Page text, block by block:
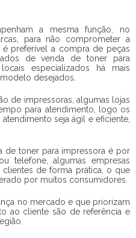
a mesma função, no
para não comprometer a
é preferível a compra de peças
devenda de toner para
especializados há mais
desejados.
de impressoras, algumas lojas
para atendimento, logo os
seja ágil e eficiente,
de toner para impressora é por
telefone, algumas empresas
de forma prática, o que
por muitos consumidores.
no mercado e que priorizam
ao cliente são de referência e